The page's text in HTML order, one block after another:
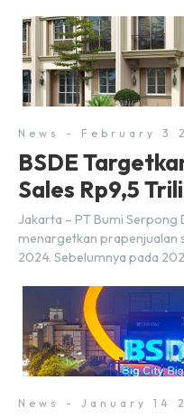
dibuat oleh Menteri
Airlangga Hartarto, setelah
bersama Jokowi di Istana
18 Maret 2024. Selain […]
News - February 3
BSDE
Sales Rp9,5
2024
Jakarta – PT Bumi Serpong
menargetkan prapenjualan
2024. Sebelumnya pada
melampaui target
Menurut Direktur BSDE
2024, kondisi ekonomi
memengaruhi
rumah maupun investasi di
News - January 14